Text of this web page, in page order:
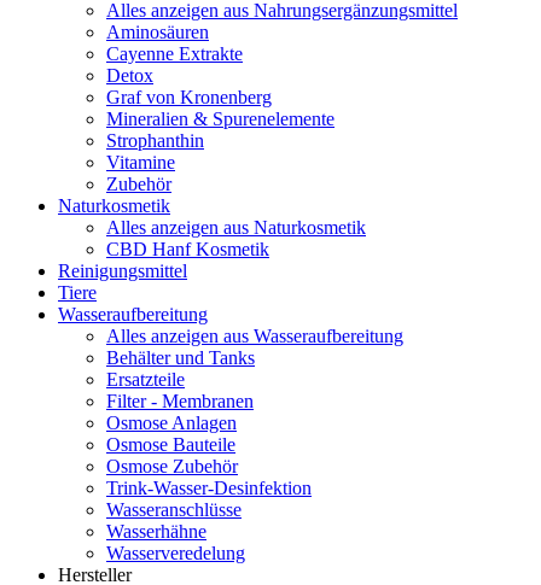
Alles anzeigen aus Nahrungsergänzungsmittel
Aminosäuren
Cayenne Extrakte
Detox
Graf von Kronenberg
Mineralien & Spurenelemente
Strophanthin
Vitamine
Zubehör
Naturkosmetik
Alles anzeigen aus Naturkosmetik
CBD Hanf Kosmetik
Reinigungsmittel
Tiere
Wasseraufbereitung
Alles anzeigen aus Wasseraufbereitung
Behälter und Tanks
Ersatzteile
Filter - Membranen
Osmose Anlagen
Osmose Bauteile
Osmose Zubehör
Trink-Wasser-Desinfektion
Wasseranschlüsse
Wasserhähne
Wasserveredelung
Hersteller